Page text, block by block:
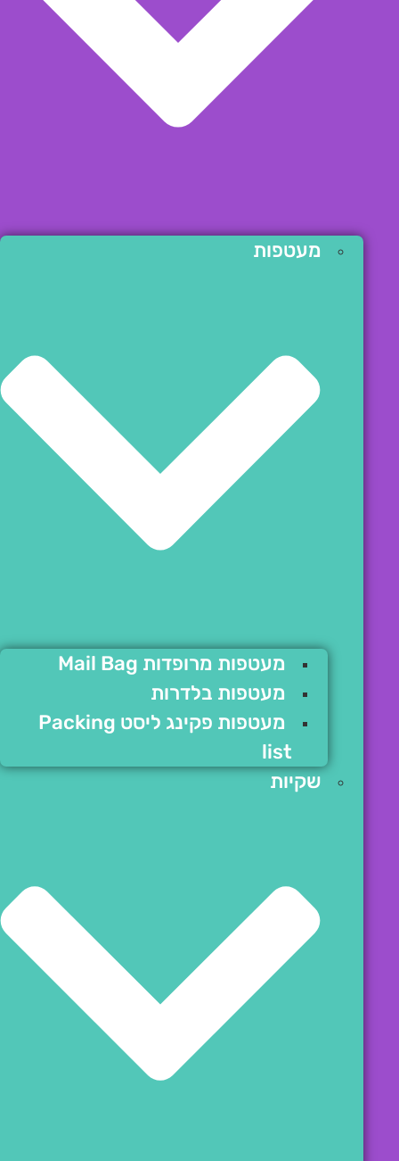
מעטפות
מעטפות מרופדות Mail Bag
מעטפות בלדרות
מעטפות פקינג ליסט Packing
list
שקיות